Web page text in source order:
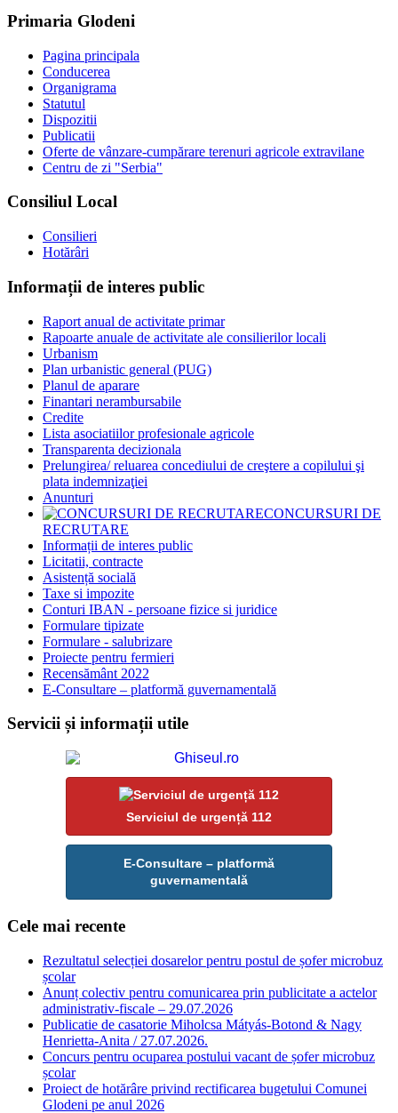
Primaria Glodeni
Pagina principala
Conducerea
Organigrama
Statutul
Dispozitii
Publicatii
Oferte de vânzare-cumpărare terenuri agricole extravilane
Centru de zi "Serbia"
Consiliul Local
Consilieri
Hotărâri
Informații de interes public
Raport anual de activitate primar
Rapoarte anuale de activitate ale consilierilor locali
Urbanism
Plan urbanistic general (PUG)
Planul de aparare
Finantari nerambursabile
Credite
Lista asociatiilor profesionale agricole
Transparenta decizionala
Prelungirea/ reluarea concediului de creştere a copilului şi
plata indemnizaţiei
Anunturi
CONCURSURI DE
RECRUTARE
Informații de interes public
Licitatii, contracte
Asistență socială
Taxe si impozite
Conturi IBAN - persoane fizice si juridice
Formulare tipizate
Formulare - salubrizare
Proiecte pentru fermieri
Recensământ 2022
E-Consultare – platformă guvernamentală
Servicii și informații utile
Serviciul de urgență 112
E-Consultare – platformă
guvernamentală
Cele mai recente
Rezultatul selecției dosarelor pentru postul de șofer microbuz
școlar
Anunț colectiv pentru comunicarea prin publicitate a actelor
administrativ-fiscale – 29.07.2026
Publicatie de casatorie Miholcsa Mátyás-Botond & Nagy
Henrietta-Anita / 27.07.2026.
Concurs pentru ocuparea postului vacant de șofer microbuz
școlar
Proiect de hotărâre privind rectificarea bugetului Comunei
Glodeni pe anul 2026